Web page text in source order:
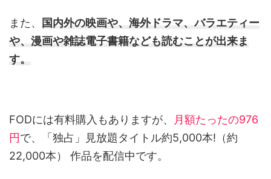
また、
国内外の映画や、海外ドラマ、バラエティー
や、漫画や雑誌電子書籍なども読むことが出来ま
す。
FODには有料購入もありますが、
月額たったの976
円で、「独占」見放題タイトル約5,000本!（約
22,000本） 作品を配信中です。